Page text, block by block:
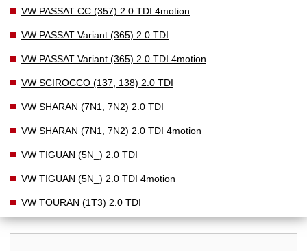
VW PASSAT CC (357) 2.0 TDI 4motion
VW PASSAT Variant (365) 2.0 TDI
VW PASSAT Variant (365) 2.0 TDI 4motion
VW SCIROCCO (137, 138) 2.0 TDI
VW SHARAN (7N1, 7N2) 2.0 TDI
VW SHARAN (7N1, 7N2) 2.0 TDI 4motion
VW TIGUAN (5N_) 2.0 TDI
VW TIGUAN (5N_) 2.0 TDI 4motion
VW TOURAN (1T3) 2.0 TDI